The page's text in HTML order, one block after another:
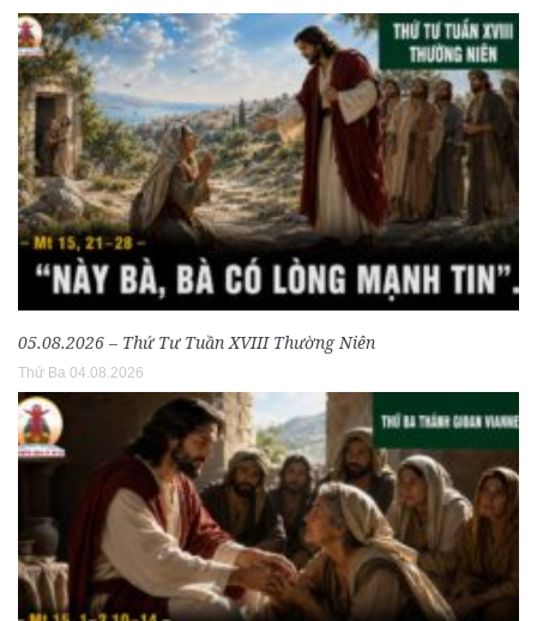
05.08.2026 – Thứ Tư Tuần XVIII Thường Niên
Thứ Ba 04.08.2026